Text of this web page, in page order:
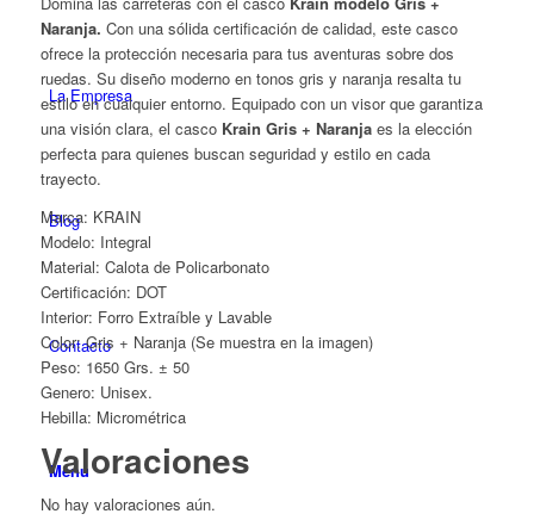
La Empresa
Blog
Contacto
Menú
Naranja. Con una sólida certificación de calidad, este casco
ofrece la protección necesaria para tus aventuras sobre dos
ruedas. Su diseño moderno en tonos gris y naranja resalta tu
estilo en cualquier entorno. Equipado con un visor que garantiza
una visión clara, el casco Krain Gris + Naranjaes la elección
perfecta para quienes buscan seguridad y estilo en cada
trayecto.
Marca: KRAIN
Modelo: Integral
Material: Calota de Policarbonato
Certificación: DOT
Interior: Forro Extraíble y Lavable
Color: Gris + Naranja (Se muestra en la imagen)
Peso: 1650 Grs. ± 50
Genero: Unisex.
Hebilla: Micrométrica
Valoraciones
No hay valoraciones aún.